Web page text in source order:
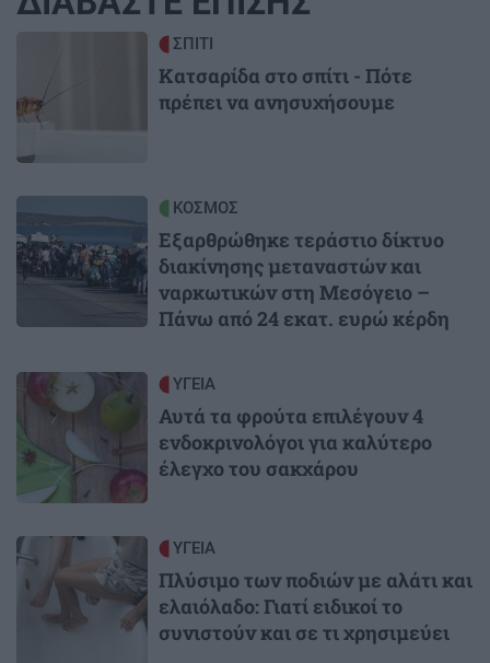
ΣΠΙΤΙ
Κατσαρίδα στο σπίτι - Πότε
πρέπει να ανησυχήσουμε
ΚΟΣΜΟΣ
Εξαρθρώθηκε τεράστιο δίκτυο
διακίνησης μεταναστών και
ναρκωτικών στη Μεσόγειο –
Πάνω από 24 εκατ. ευρώ κέρδη
Image ΥΓΕΙΑ
Αυτά τα φρούτα επιλέγουν 4
ενδοκρινολόγοι για καλύτερο
έλεγχο του σακχάρου
Image ΥΓΕΙΑ
Πλύσιμο των ποδιών με αλάτι και
ελαιόλαδο: Γιατί ειδικοί το
συνιστούν και σε τι χρησιμεύει